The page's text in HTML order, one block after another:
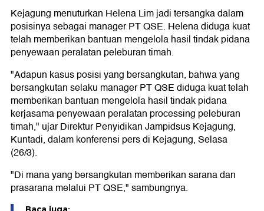
Kejagung menuturkan Helena Lim jadi tersangka dalam
posisinya sebagai manager PT QSE. Helena diduga kuat
telah memberikan bantuan mengelola hasil tindak pidana
penyewaan peralatan peleburan timah.
"Adapun kasus posisi yang bersangkutan, bahwa yang
bersangkutan selaku manager PT QSE diduga kuat telah
memberikan bantuan mengelola hasil tindak pidana
kerjasama penyewaan peralatan processing peleburan
timah," ujar Direktur Penyidikan Jampidsus Kejagung,
Kuntadi, dalam konferensi pers di Kejagung, Selasa
(26/3).
"Di mana yang bersangkutan memberikan sarana dan
prasarana melalui PT QSE," sambungnya.